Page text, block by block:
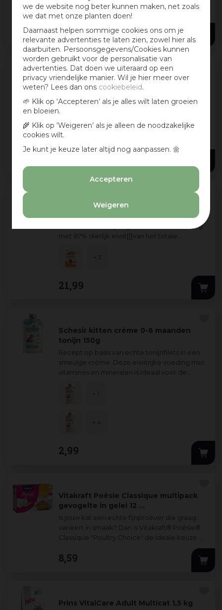
we de website nog beter kunnen maken, net zoals
we dat met onze planten doen!
Daarnaast helpen sommige cookies ons om je
relevante advertenties te laten zien, zowel hier als
daarbuiten. Persoonsgegevens/Cookies kunnen
worden gebruikt voor de personalisatie van
advertenties. Dat doen we uiteraard op een
privacy vriendelijke manier. Wil je hier meer over
weten? Lees dan ons cookiebeleid.
🌱 Klik op ‘Accepteren’ als je alles wilt laten groeien
en bloeien.
🌾 Klik op ‘Weigeren’ als je alleen de noodzakelijke
cookies wilt.
Je kunt je keuze later altijd nog aanpassen. 🌼
Accepteren
Weigeren
(waarvan kip 21%), tarwe, maïs, oliën en vette
20,99
+ 2
Royal Canin Mother & Babycat 2kg
Jonge kittens verdienen de beste start in hun
leven. Goede voeding voor hen, maar ook
+ 1
Iams Adult kattenvoer tarwevrij kip 3kg
Voldoe aan de natuurlijke behoeften van uw
katten met heerlijke geavanceerde voeding
met 87% dierlijk eiwit[[[van het totale
21,99
+ 3
Schesir kitten crème 0-6 maanden
tonijn 150g
Recept op basis van echte tonijnfilets in een
smeuïge crème. Deze eiwitrijke voeding met
vitamines en mineralen is ideaal voor de
2,99
+ 1
+ 4
Vitakraft Poésie Classique multipack
gevogelte in gelei 12 …
Is jouw kat een echte fijnproever die graag
varieert in smaak? Dan is Vitakraft® Poésie®
Classique "Poultry Choice" de ideale keuze.
8,59
Prins VitalCare Adult Multicat 1,5 kg